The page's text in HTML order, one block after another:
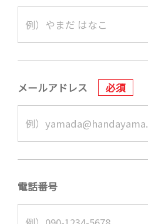
メールアドレス 必須
電話番号